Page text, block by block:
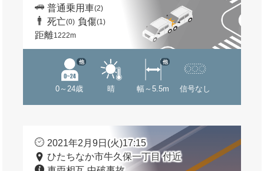
普通乗用車(2)
死亡(0) 負傷(1)
距離1222m
0～24歳
他
晴 幅～5.5m
他
信号なし
2021年2月9日(火)17:15
ひたちなか市牛久保一丁目 付近